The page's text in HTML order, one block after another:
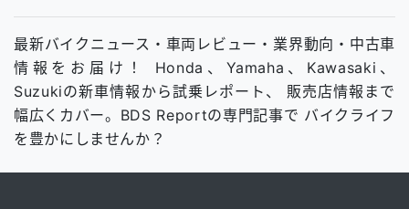
最新バイクニュース・車両レビュー・業界動向・中古車
情報をお届け！ Honda、Yamaha、Kawasaki、
Suzukiの新車情報から試乗レポート、 販売店情報まで
幅広くカバー。BDS Reportの専門記事で バイクライフ
を豊かにしませんか？